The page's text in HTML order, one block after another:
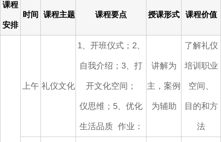
课程
安排
时间 课程主题 课程要点 授课形式 课程价值
上午 礼仪文化
1、开班仪式；2、
自我介绍；3、打
开文化空间；
仪思维；5、优化
生活品质 作业：
讲解为
主，案例
为辅助
了解礼仪
培训职业
空间、
目的和方
法